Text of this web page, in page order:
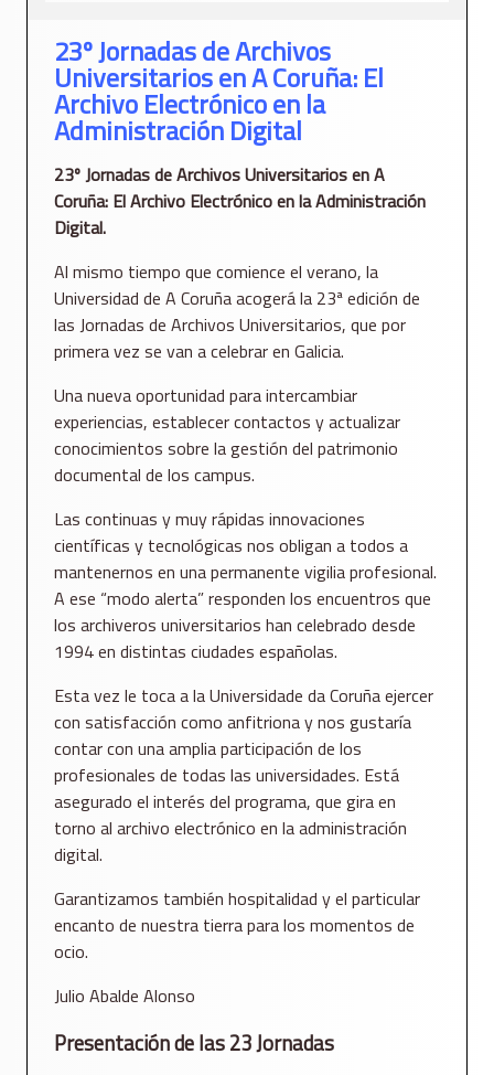
23º Jornadas de Archivos
Universitarios en A Coruña: El
Archivo Electrónico en la
Administración Digital
23º Jornadas de Archivos Universitarios en A
Coruña: El Archivo Electrónico en la Administración
Digital.
Al mismo tiempo que comience el verano, la
Universidad de A Coruña acogerá la 23ª edición de
las Jornadas de Archivos Universitarios, que por
primera vez se van a celebrar en Galicia.
Una nueva oportunidad para intercambiar
experiencias, establecer contactos y actualizar
conocimientos sobre la gestión del patrimonio
documental de los campus.
Las continuas y muy rápidas innovaciones
científicas y tecnológicas nos obligan a todos a
mantenernos en una permanente vigilia profesional.
A ese “modo alerta” responden los encuentros que
los archiveros universitarios han celebrado desde
1994 en distintas ciudades españolas.
Esta vez le toca a la Universidade da Coruña ejercer
con satisfacción como anfitriona y nos gustaría
contar con una amplia participación de los
profesionales de todas las universidades. Está
asegurado el interés del programa, que gira en
torno al archivo electrónico en la administración
digital.
Garantizamos también hospitalidad y el particular
encanto de nuestra tierra para los momentos de
ocio.
Julio Abalde Alonso
Presentación de las 23 Jornadas